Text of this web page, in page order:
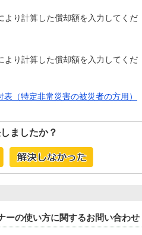
より計算した償却額を入力してくだ
より計算した償却額を入力してくだ
（特定非常災害の被災者の方用）
ましたか？
ーの使い方に関するお問い合わせ